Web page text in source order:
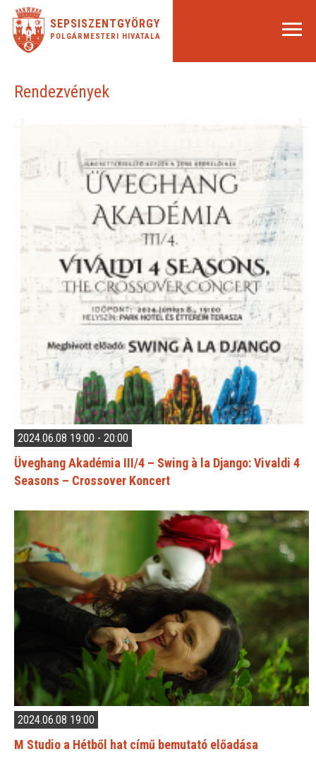
SEPSISZENTGYÖRGY
POLGÁRMESTERI HIVATALA
Rendezvények
2024.06.08 19:00 - 20:00
Üveghang Akadémia III/4 – Swing à la Django: Vivaldi 4
Seasons – Crossover Koncert
2024.06.08 19:00
M Studio a Hétből hat című bemutató előadása